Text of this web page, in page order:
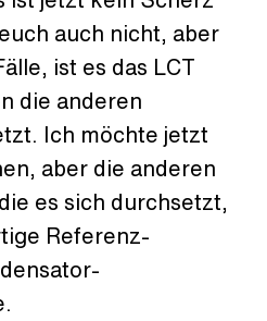
auch nicht, aber
ist es das LCT
die anderen
Ich möchte jetzt
aber die anderen
es sich durchsetzt,
Referenz-